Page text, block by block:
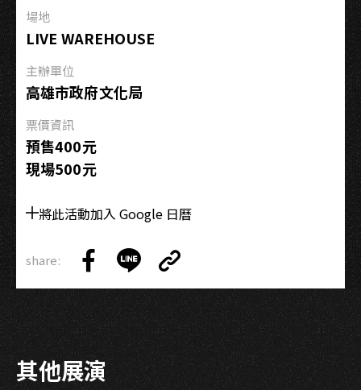
場
場地
LIVE WAREHOUSE
主辦單位
高雄市政府文化局
票價資訊
預售400元
現場500元
將此活動加入 Google 日曆
share:
on
Facebook
on
LINE
Link
Copy
Link
其他展演